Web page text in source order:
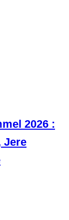
2026 :
Jere